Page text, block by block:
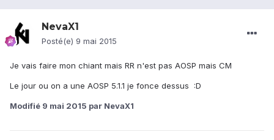
NevaX1
Posté(e) 9 mai 2015
Je vais faire mon chiant mais RR n'est pas AOSP mais CM
Le jour ou on a une AOSP 5.1.1 je fonce dessus :D
Modifié 9 mai 2015 par NevaX1